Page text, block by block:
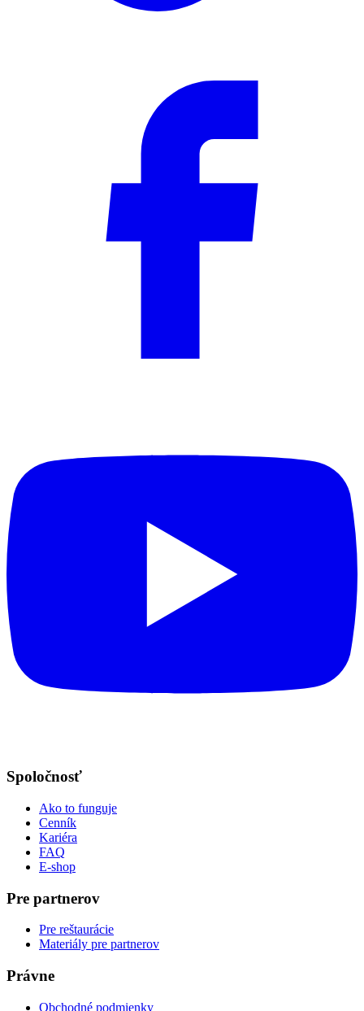
Spoločnosť
Ako to funguje
Cenník
Kariéra
FAQ
E-shop
Pre partnerov
Pre reštaurácie
Materiály pre partnerov
Právne
Obchodné podmienky